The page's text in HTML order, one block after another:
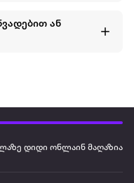
ან
დიდი ონლაინ მაღაზია